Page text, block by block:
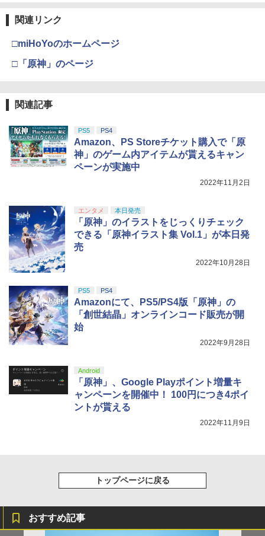
3
￥55,491
4
￥9,000
ニンテンドープリペイド番号 5000円|オ
￥5,000
3
￥10,737
【純正品】DualSense ワイヤレスコン
￥10,737
5
【国内正規品】Thrustmaster スラスト
マスター TH8S シフター - PC、PS4、P
S5、PS5 Pro、Xbox One、Xbox Serie
￥14,141
3
ナル三方背収納ケース付きコレクション)
(オリジナル特典:オリジナル巾着＋メー
4
劇場版「鬼滅の刃」無限城編 第一章 猗
窩座再来 完全生産限定版 [Blu-ray]
5
【Amazon.co.jp限定】劇場版モノノ怪
第三章 蛇神 (オリジナル特典:オリジナル
剣、十翼より来たる！スタジオ描き下ろ
￥8,800
関連リンク
□miHoYoのホームページ
□「原神」のページ
関連記事
PS5 PS4
Amazon、PS Storeチケット購入で「原
神」のゲーム内アイテムが貰えるキャン
ペーンが実施中
2022年11月2日
エンタメ 本日発売
「原神」のイラストをじっくりチェック
できる「原神イラスト集 Vol.1」が本日発
売
2022年10月28日
PS5 PS4
Amazonにて、PS5/PS4版「原神」の
「創世結晶」オンラインコード販売が開
始
2022年9月28日
Android
「原神」、Google Playポイント増量キ
ャンペーンを開催中！ 100円につき4ポイ
ントが貰える
2022年11月9日
トップページに戻る
おすすめ記事